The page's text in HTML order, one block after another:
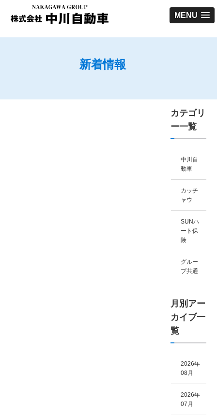
MENU
新着情報
カテゴリ
ー一覧
中川自
動車
カッチ
ャウ
SUNハ
ート保
険
グルー
プ共通
月別アー
カイブ一
覧
2026年
08月
2026年
07月